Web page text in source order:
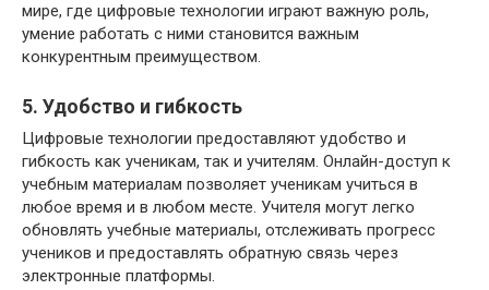
мире, где цифровые технологии играют важную роль,
умение работать с ними становится важным
конкурентным преимуществом.
5. Удобство и гибкость
Цифровые технологии предоставляют удобство и
гибкость как ученикам, так и учителям. Онлайн-доступ к
учебным материалам позволяет ученикам учиться в
любое время и в любом месте. Учителя могут легко
обновлять учебные материалы, отслеживать прогресс
учеников и предоставлять обратную связь через
электронные платформы.